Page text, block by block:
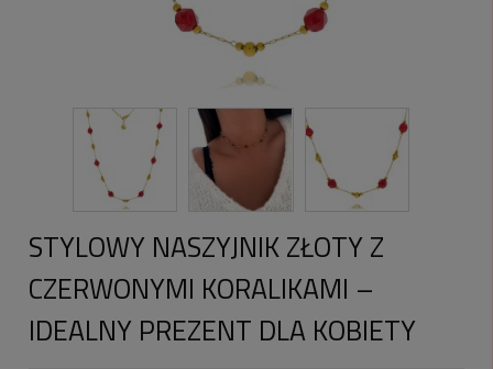
STYLOWY NASZYJNIK ZŁOTY Z
CZERWONYMI KORALIKAMI –
IDEALNY PREZENT DLA KOBIETY